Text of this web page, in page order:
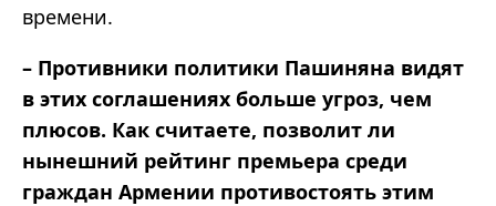
времени.
– Противники политики Пашиняна видят
в этих соглашениях больше угроз, чем
плюсов. Как считаете, позволит ли
нынешний рейтинг премьера среди
граждан Армении противостоять этим